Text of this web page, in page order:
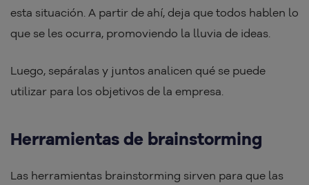
esta situación. A partir de ahí, deja que todos hablen lo
que se les ocurra, promoviendo la lluvia de ideas.
Luego, sepáralas y juntos analicen qué se puede
utilizar para los objetivos de la empresa.
Herramientas de brainstorming
Las herramientas brainstorming sirven para que las